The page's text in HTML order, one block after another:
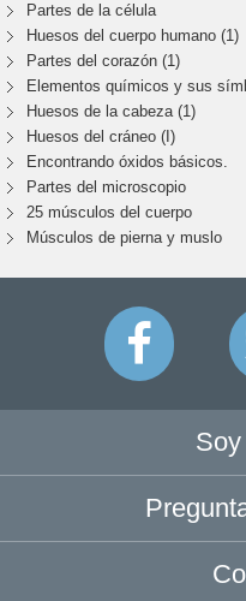
Partes de la célula
Huesos del cuerpo humano (1)
Partes del corazón (1)
Elementos químicos y sus
Huesos de la cabeza (1)
Huesos del cráneo (I)
Encontrando óxidos básicos.
Partes del microscopio
25 músculos del cuerpo
Músculos de pierna y muslo